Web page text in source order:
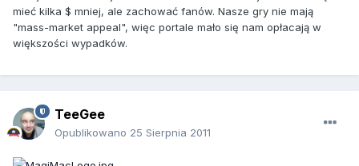
mieć kilka $ mniej, ale zachować fanów. Nasze gry nie mają
"mass-market appeal", więc portale mało się nam opłacają w
większości wypadków.
TeeGee
Opublikowano 25 Sierpnia 2011